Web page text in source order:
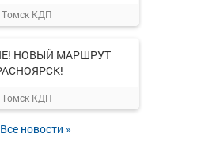
Томск КДП
НОВЫЙ МАРШРУТ
Томск КДП
Все новости »